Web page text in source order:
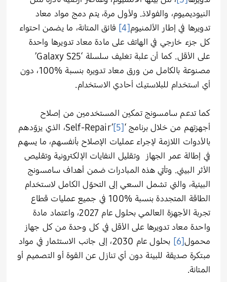
النيوديميوم، والفولاذ. ولأول مرة، يتم دمج مواد معاد
تدويرها في إطار الألمنيوم[4]
فائق المتانة، ما يضمن احتواء
كل جزء خارجي في الهاتف على مادة معاد تدويرها واحدة
على الأقل. كما أن علبة تغليف سلسلة ‘Galaxy S25’
مصنوعة بالكامل من ورق معاد تدويره بنسبة %100، دون
أي استخدام للبلاستيك أحادي الاستخدام.
كما تدعم سامسونج تمكين المستخدمين من إصلاح
أجهزتهم من خلال برنامج ‘Self-Repair’[5]
، الذي يزوّدهم
بالأدوات اللازمة لإجراء عمليات الإصلاح بأنفسهم، ما يسهم
في إطالة عمر الجهاز وتقليل النفايات الإلكترونية وتقليص
الأثر البيئي. وتأتي هذه المبادرات ضمن أهداف سامسونج
البيئية، والتي تشمل السعي إلى التحوّل الكامل لاستخدام
الطاقة المتجددة بنسبة %100 في جميع عمليات قطاع
تجربة الأجهزة العالمي بحلول عام 2027، واعتماد مادة
واحدة معاد تدويرها على الأقل في كل وحدة من كل جهاز
محمول[6]
بحلول عام 2030، إلى جانب الاستثمار في مواد
مبتكرة صديقة للبيئة دون أي تنازل عن القوة أو التصميم أو
المتانة.